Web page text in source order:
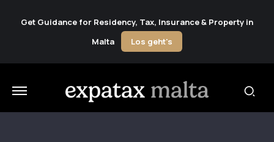
Get Guidance for Residency, Tax, Insurance & Property in
Malta
Los geht's